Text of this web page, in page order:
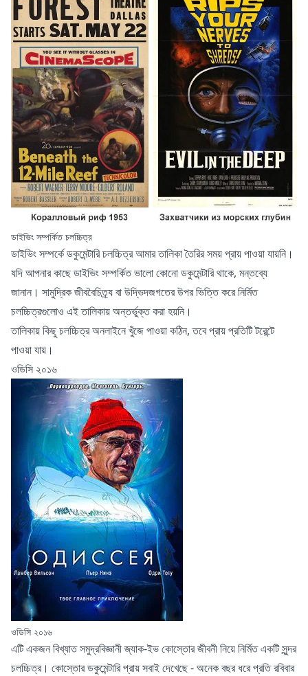
ডাইভিং সম্পর্কিত চলচ্চিত্র
ডাইভিং সম্পর্কে ডকুমেন্টারি চলচ্চিত্র আমার তালিকা তৈরির সময় প্রায় পাওয়া যায়নি।
যদি আপনার কাছে ডাইভিং সম্পর্কিত ভালো কোনো ডকুমেন্টারি থাকে, মন্তব্যে
জানান। সামুদ্রিক জীববৈচিত্র্য বা উদ্ভিদজগতের উপর ভিত্তি করে নির্মিত
চলচ্চিত্রগুলোও এই তালিকায় অন্তর্ভুক্ত করা হয়নি।
তালিকায় কিছু চলচ্চিত্র অনলাইনে খুঁজে পাওয়া কঠিন, তবে প্রায় প্রতিটি টরেন্টে
পাওয়া যায়।
ওডিসি ২০১৬
ওডিসি ২০১৬
এটি একজন বিখ্যাত সমুদ্রবিজ্ঞানী জ্যাক-ইভ কোস্তোর জীবনী নিয়ে নির্মিত একটি সুন্দর
চলচ্চিত্র। কোস্তোর ডকুমেন্টারি প্রায় সবাই দেখেছে - অনেক বছর ধরে প্রতি রবিবার